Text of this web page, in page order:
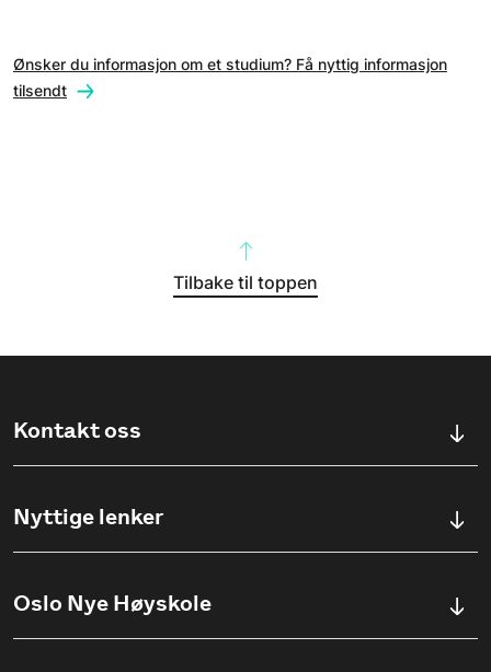
Ønsker du informasjon om et studium? Få nyttig informasjon
tilsendt
Tilbake til toppen
Kontakt oss
Ullevålsveien 76, 0454 OSLO
(+47) 23 23 38 20
Nyttige lenker
Søknadsinfo
Oslo Nye Høyskole